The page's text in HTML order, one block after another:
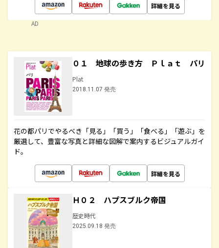
詳細を見る
AD
０１ 地球の歩き方 Ｐｌａｔ パリ
Plat
2018.11.07 発売
花の都パリでやるべき「見る」「買う」「食べる」「遊ぶ」を
厳選して、豊富な写真と詳細な図解で案内するビジュアルガイ
ド。
詳細を見る
Ｈ０２ ハプスブルク帝国
歴史時代
2025.09.18 発売